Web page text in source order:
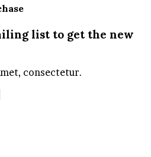
list to get the new
consectetur.